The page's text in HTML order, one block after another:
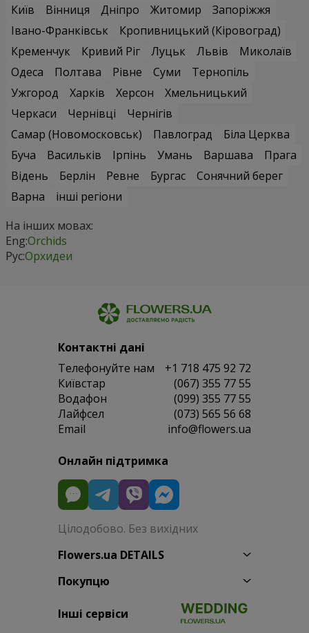
Київ
Вінниця Дніпро Житомир
Запоріжжя
Івано-Франківськ
Кропивницький (Кіровоград)
Кременчук
Кривий Ріг Луцьк Львів
Миколаїв
Одеса
Полтава Рівне Суми
Тернопіль
Ужгород
Харків Херсон
Хмельницький
Черкаси
Чернівці
Чернігів
Самар (Новомосковськ)
Павлоград
Біла Церква
Буча
Васильків Ірпінь Умань Варшава
Прага
Відень
Берлін Ревне Бургас
Сонячний берег
Варна
інші регіони
На інших мовах:
Eng:Orchids
Рус:Орхидеи
Контактні дані
Телефонуйте нам
+1 718 475 92 72
Київстар
(067) 355 77 55
Водафон
(099) 355 77 55
Лайфсел
(073) 565 56 68
Email
info@flowers.ua
Онлайн підтримка
Цілодобово. Без вихідних
Flowers.ua DETAILS
Покупцю
Інші сервіси